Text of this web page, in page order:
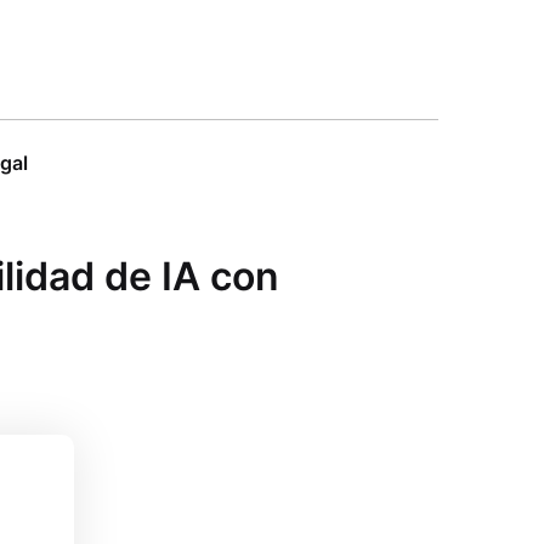
de IA con